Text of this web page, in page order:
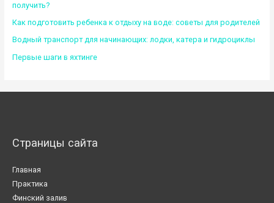
получить?
Как подготовить ребенка к отдыху на воде: советы для родителей
Водный транспорт для начинающих: лодки, катера и гидроциклы
Первые шаги в яхтинге
Страницы сайта
Главная
Практика
Финский залив